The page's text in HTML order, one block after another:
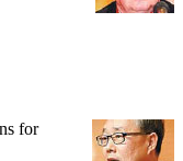
for